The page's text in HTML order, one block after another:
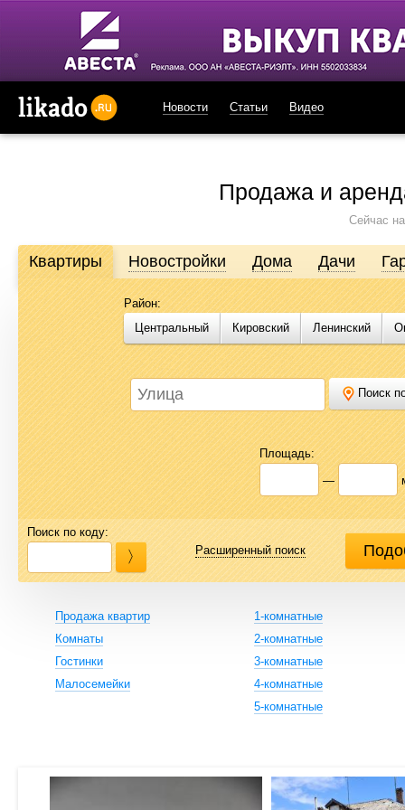
Новости Статьи Видео
Продажа и
Сейчас
Продажа и аренда недвижимости в Омске
Likado.ru – сайт актуальных и достоверных объявлений по
или купить квартиру, найти землю под строительство,
Likado.ru, чтобы сэкономить время и силы в поисках нужного
Квартиры Новостройки Дома Дачи
Район:
Центральный
Кировский Ленинский
Поиск
Площадь:
—
Поиск по коду:
Расширенный поиск
Продажа квартир
Комнаты
Гостинки
Малосемейки
1-комнатные
2-комнатные
3-комнатные
4-комнатные
5-комнатные